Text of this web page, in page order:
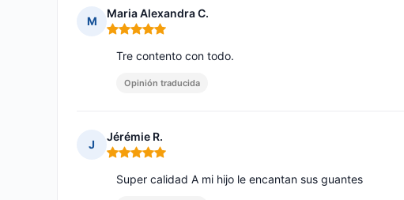
M
Maria Alexandra C.
Nota: 5 de 5
Tre contento con todo.
Opinión traducida
J
Jérémie R.
Nota: 5 de 5
Super calidad A mi hijo le encantan sus guantes